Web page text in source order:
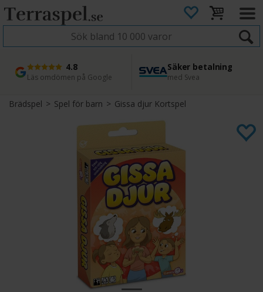
4.8
Läs omdömen på Google
Säker betalning
med Svea
Snabb leverans
Direkt från lager
45 dagars ångerrätt
Enkel retur
Brädspel>Spel för barn>Gissa djur Kortspel